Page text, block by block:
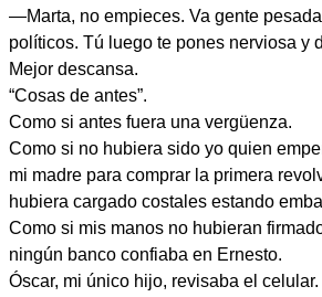
—Marta, no empieces. Va gente
políticos. Tú luego te pones nerviosa y
Mejor descansa.
“Cosas de antes”.
Como si antes fuera una vergüenza.
Como si no hubiera sido yo quien
mi madre para comprar la primera
hubiera cargado costales estando
Como si mis manos no hubieran
ningún banco confiaba en Ernesto.
Óscar, mi único hijo, revisaba el celular.